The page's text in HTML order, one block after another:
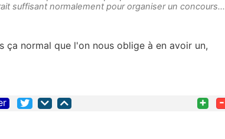
suffisant normalement pour organiser un concours...
normal que l'on nous oblige à en avoir un,
+ -